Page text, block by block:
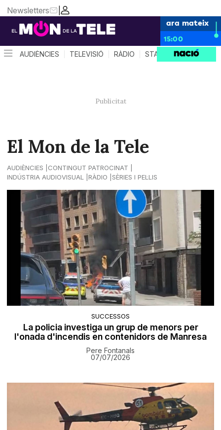
|
Newsletters
ara mateix
15:00
AUDIÈNCIES TELEVISIÓ RÀDIO STAR SYSTEM
El Mon de la Tele
AUDIÈNCIES
CONTINGUT PATROCINAT
INDÚSTRIA AUDIOVISUAL
RÀDIO SÈRIES I PEL·LIS
SUCCESSOS
La policia investiga un grup de menors per
l'onada d'incendis en contenidors de Manresa
Pere Fontanals
07/07/2026